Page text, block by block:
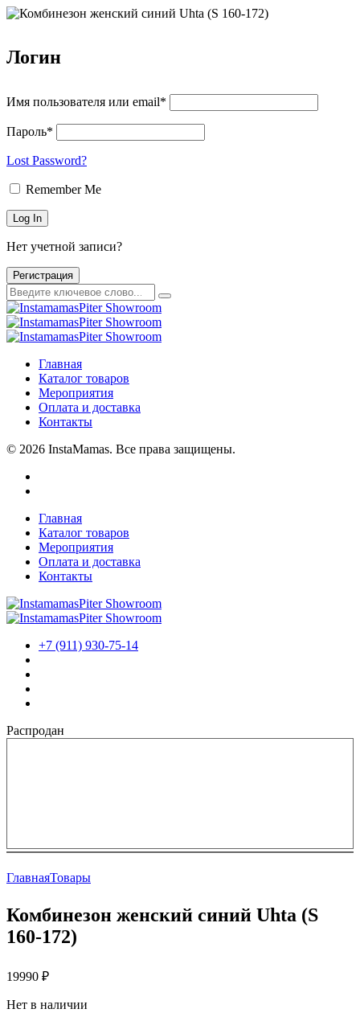
Логин
Имя пользователя или email*
Пароль*
Lost Password?
Remember Me
Нет учетной записи?
Регистрация
Главная
Каталог товаров
Мероприятия
Оплата и доставка
Контакты
© 2026 InstaMamas. Все права защищены.
Главная
Каталог товаров
Мероприятия
Оплата и доставка
Контакты
+7 (911) 930-75-14
Распродан
ГлавнаяТовары
Комбинезон женский синий Uhta (S
160-172)
19990 ₽
Нет в наличии